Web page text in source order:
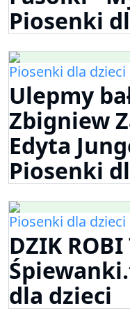
Piosenki
Piosenki dla dzieci
Ulepmy
Zbigniew
Edyta
Piosenki
Piosenki dla dzieci
DZIK ROBI
dla dzieci